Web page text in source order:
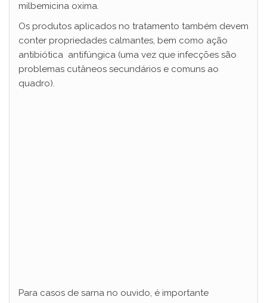
milbemicina oxima.
Os produtos aplicados no tratamento também devem
conter propriedades calmantes, bem como ação
antibiótica antifúngica (uma vez que infecções são
problemas cutâneos secundários e comuns ao
quadro).
Para casos de sarna no ouvido, é importante